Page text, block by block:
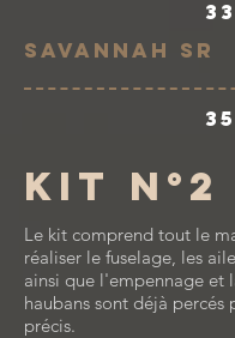
Savannah SR
KIT n°2
Le kit comprend tout le
réaliser le fuselage, les
ainsi que l'empennage et
haubans sont déjà percés
précis.